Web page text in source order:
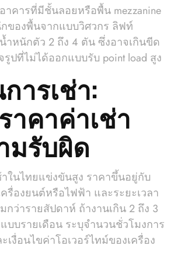
าคารที่มีชั้นลอยหรือพื้น mezzanine
ของพื้นจากแบบวิศวกร ลิฟท์
ำหนักตัว 2 ถึง 4 ตัน ซึ่งอาจเกินขีด
ปที่ไม่ได้ออกแบบรับ point load สูง
ารเช่า:
คาค่าเช่า
มรับผิด
าในไทยแข่งขันสูง ราคาขึ้นอยู่กับ
รื่องยนต์หรือไฟฟ้า และระยะเวลา
กว่ารายสัปดาห์ ถ้างานเกิน 2 ถึง 3
บบรายเดือน ระบุจำนวนชั่วโมงการ
เงื่อนไขค่าโอเวอร์ไทม์ของเครื่อง